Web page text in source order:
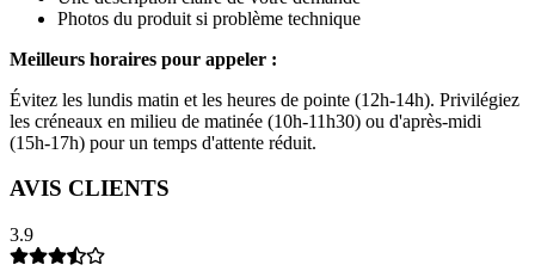
Photos du produit si problème technique
Meilleurs horaires pour appeler :
Évitez les lundis matin et les heures de pointe (12h-14h). Privilégiez
les créneaux en milieu de matinée (10h-11h30) ou d'après-midi
(15h-17h) pour un temps d'attente réduit.
AVIS CLIENTS
3.9